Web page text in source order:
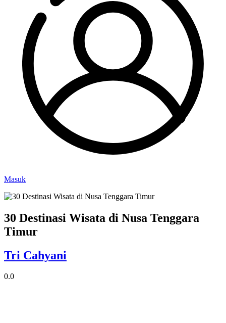
Masuk
30 Destinasi Wisata di Nusa Tenggara
Timur
Tri Cahyani
0.0